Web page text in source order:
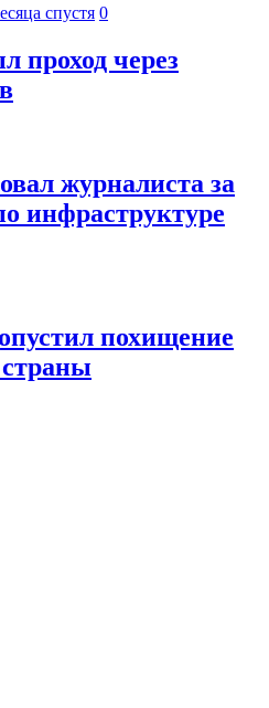
спустя 0
проход через
журналиста за
инфраструктуре
похищение
страны